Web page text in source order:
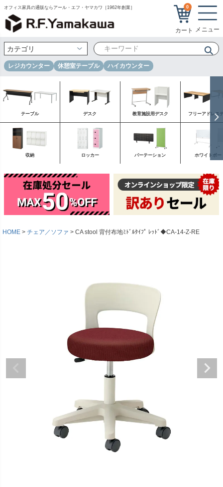
オフィス家具の通販ならアール・エフ・ヤマカワ［1962年創業］ 0
レジカウンター 休憩室テーブル ハイカウンター
テーブル デスク 教育施設用デスク フリーアドレス
収納 ロッカー パーテーション ホワイトボー
HOME チェア／ソファ CA stool 背付布地ﾐﾄﾞﾙﾀｲﾌﾟ ﾚｯﾄﾞ◆CA-14-Z-RE